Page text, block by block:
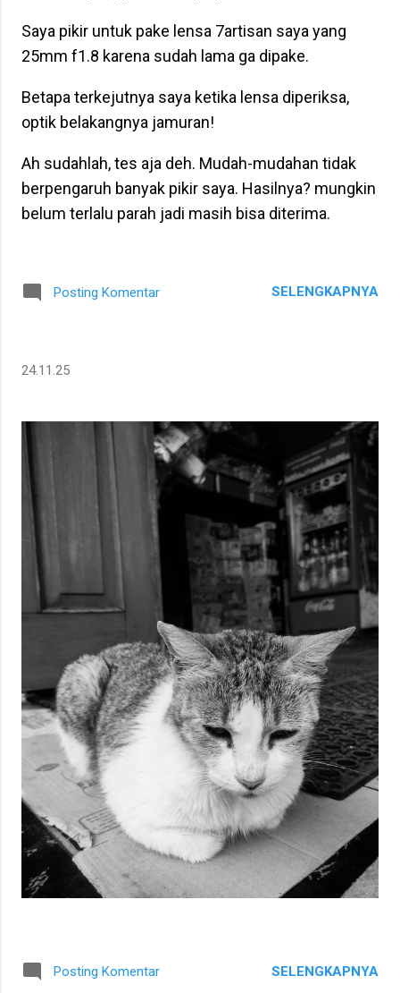
Saya pikir untuk pake lensa 7artisan saya yang
25mm f1.8 karena sudah lama ga dipake.
Betapa terkejutnya saya ketika lensa diperiksa,
optik belakangnya jamuran!
Ah sudahlah, tes aja deh. Mudah-mudahan tidak
berpengaruh banyak pikir saya. Hasilnya? mungkin
belum terlalu parah jadi masih bisa diterima.
Posting Komentar SELENGKAPNYA
24.11.25
Posting Komentar SELENGKAPNYA